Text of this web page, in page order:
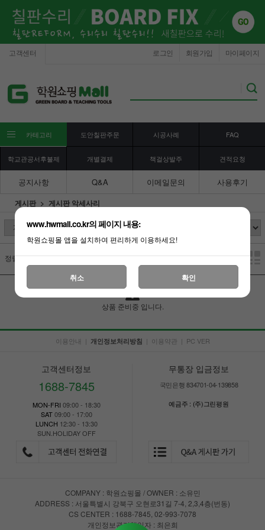
고객센터 마이페이지
회원가입
로그인
카테고리 도안칠판주문 시공사례 FAQ
학교관공서후불제 개별결제 책걸상발주 견적요청
공지사항 Q&A 이메일문의 사용후기
게시판 게시판 악세사리
정렬
상품 준비중 입니다.
이용안내 | 개인정보처리방침 | 이용약관 | PC VER
고객센터정보
1688-7845
MON-FRI 09:00 - 18:30
SAT09:00 - 17:00
LUNCH 12:30 - 13:30
SUN.HOLIDAY OFF
무통장 입금정보
국민은행 834701-04-139858
예금주 : (주)그린평원
COMPANY : 학원쇼핑몰 / OWNER : 소유민
ADDRESS : 서울특별시 강북구 오현로31길 7-4, 2,3,4층(번동)
CS CENTER : 1688-7845, 02-993-7078
개인정보관리책임자 : 최은희
www.hwmall.co.kr의 페이지 내용:
학원쇼핑몰 앱을 설치하여 편리하게 이용하세요!
취소 확인